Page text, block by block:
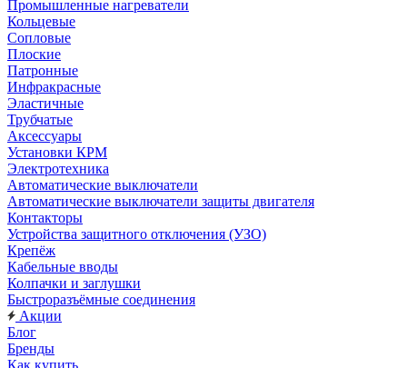
Промышленные нагреватели
Кольцевые
Сопловые
Плоские
Патронные
Инфракрасные
Эластичные
Трубчатые
Аксессуары
Установки КРМ
Электротехника
Автоматические выключатели
Автоматические выключатели защиты двигателя
Контакторы
Устройства защитного отключения (УЗО)
Крепёж
Кабельные вводы
Колпачки и заглушки
Быстроразъёмные соединения
Акции
Блог
Бренды
Как купить